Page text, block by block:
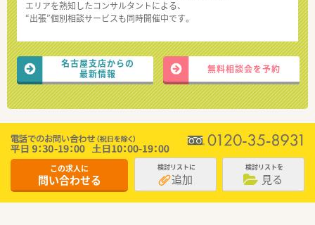
エリアを熟知したコンサルタントによる、
“出張”個別相談サービスも同時開催中です。
名古屋支店からの
最新情報
無料相談会を予約
この求人に
問い合わせる
検討リストに
追加
検討リストを
見る